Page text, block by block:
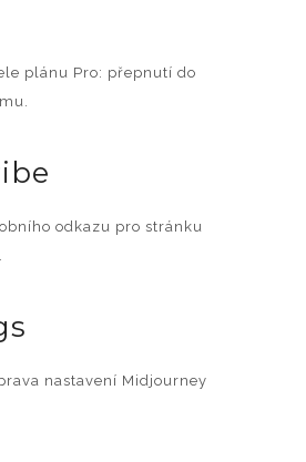
plánu Pro: přepnutí do
odkazu pro stránku
nastavení Midjourney